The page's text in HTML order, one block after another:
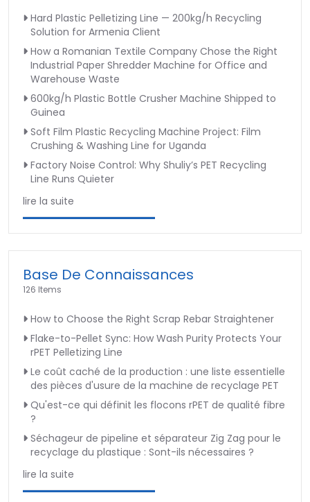
Hard Plastic Pelletizing Line — 200kg/h Recycling
Solution for Armenia Client
How a Romanian Textile Company Chose the Right
Industrial Paper Shredder Machine for Office and
Warehouse Waste
600kg/h Plastic Bottle Crusher Machine Shipped to
Guinea
Soft Film Plastic Recycling Machine Project: Film
Crushing & Washing Line for Uganda
Factory Noise Control: Why Shuliy’s PET Recycling
Line Runs Quieter
lire la suite
Base De Connaissances
126 Items
How to Choose the Right Scrap Rebar Straightener
Flake-to-Pellet Sync: How Wash Purity Protects Your
rPET Pelletizing Line
Le coût caché de la production : une liste essentielle
des pièces d'usure de la machine de recyclage PET
Qu'est-ce qui définit les flocons rPET de qualité fibre
?
Séchageur de pipeline et séparateur Zig Zag pour le
recyclage du plastique : Sont-ils nécessaires ?
lire la suite